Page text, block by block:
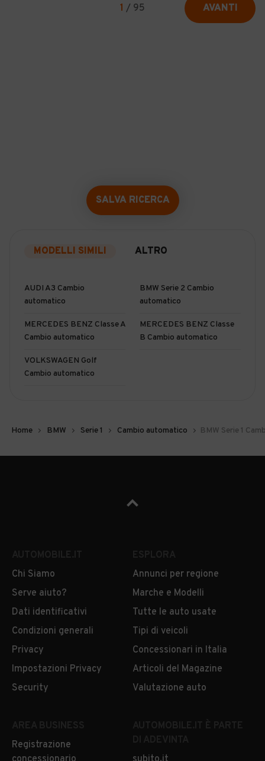
1 / 95 AVANTI
SALVA RICERCA
MODELLI SIMILI ALTRO
AUDI A3 Cambio
automatico
BMW Serie 2 Cambio
automatico
MERCEDES BENZ Classe A
Cambio automatico
MERCEDES BENZ Classe
B Cambio automatico
VOLKSWAGEN Golf
Cambio automatico
Home BMW Serie 1 Cambio automatico BMW Serie 1
Chi Siamo
Serve aiuto?
Dati identificativi
Condizioni generali
Privacy
Impostazioni Privacy
Security
Annunci per regione
Marche e Modelli
Tutte le auto usate
Tipi di veicoli
Concessionari in Italia
Articoli del Magazine
Valutazione auto
Registrazione